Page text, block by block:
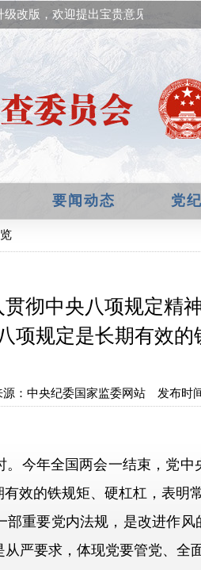
改版，欢迎提出宝贵意见！
要闻动态 党
贯彻中央八项规定精
项规定是长期有效的
： 中央纪委国家监委网站 发布时
年全国两会一结束，党中
效的铁规矩、硬杠杠，表明
要党内法规，是改进作风
严要求，体现党要管党、